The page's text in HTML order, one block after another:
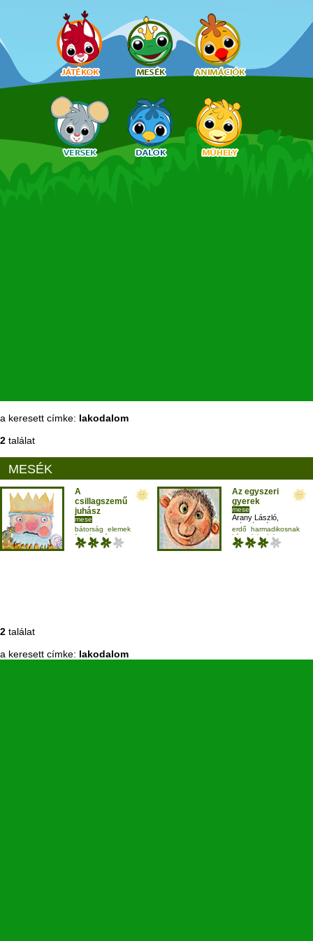
a keresett címke: lakodalom
2 találat
MESÉK
A
csillagszemű
juhász
mese
Zugmann Zoltán,
Szoboszlay Eszter
bátorság
elemek
fogalmazás
harmadikosnak
Az egyszeri
gyerek
mese
Arany László
Gáspár Sándor
Kun Fruzsina
erdő harmadikosnak
kása lakodalom
2 találat
a keresett címke: lakodalom